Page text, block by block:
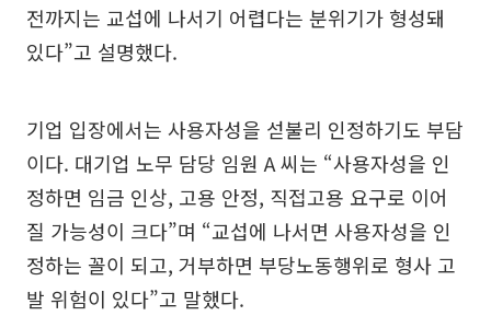
전까지는 교섭에 나서기 어렵다는 분위기가 형성돼
있다”고 설명했다.
기업 입장에서는 사용자성을 섣불리 인정하기도 부담
이다. 대기업 노무 담당 임원 A 씨는 “사용자성을 인
정하면 임금 인상, 고용 안정, 직접고용 요구로 이어
질 가능성이 크다”며 “교섭에 나서면 사용자성을 인
정하는 꼴이 되고, 거부하면 부당노동행위로 형사 고
발 위험이 있다”고 말했다.